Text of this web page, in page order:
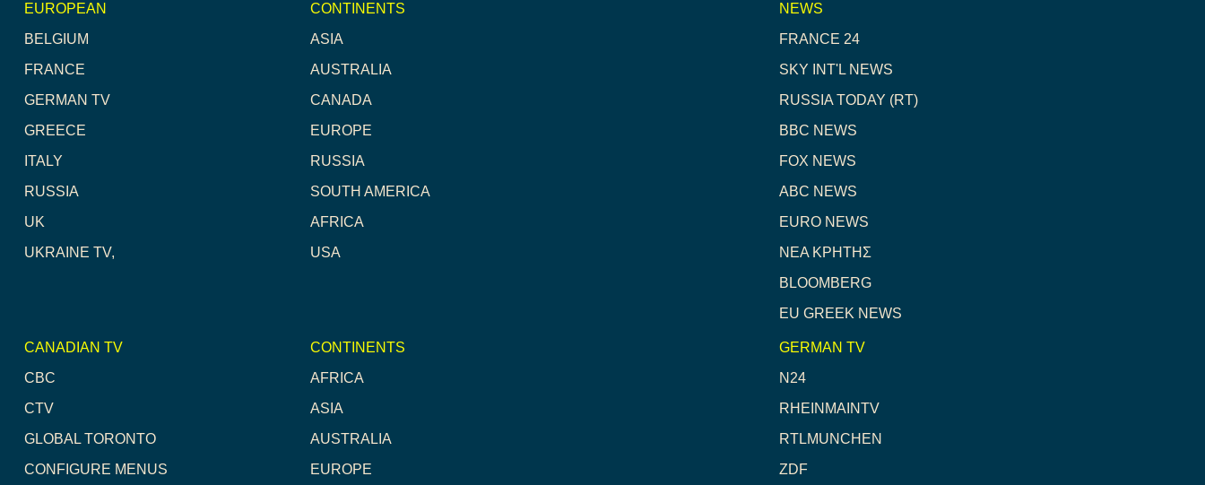
EUROPEAN
BELGIUM
FRANCE
GERMAN TV
GREECE
ITALY
RUSSIA
UK
UKRAINE TV,
CONTINENTS
ASIA
AUSTRALIA
CANADA
EUROPE
RUSSIA
SOUTH AMERICA
AFRICA
USA
NEWS
FRANCE 24
SKY INT'L NEWS
RUSSIA TODAY (RT)
BBC NEWS
FOX NEWS
ABC NEWS
EURO NEWS
NEA ΚΡΗΤΗΣ
BLOOMBERG
EU GREEK NEWS
CANADIAN TV
CBC
CTV
GLOBAL TORONTO
CONFIGURE MENUS
CONTINENTS
AFRICA
ASIA
AUSTRALIA
EUROPE
GERMAN TV
N24
RHEINMAINTV
RTLMUNCHEN
ZDF